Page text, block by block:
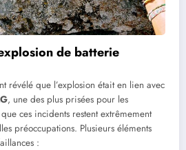
de batterie
révélé que l’explosion était en lien avec
, une des plus prisées pour les
ces incidents restent extrêmement
préoccupations. Plusieurs éléments
: